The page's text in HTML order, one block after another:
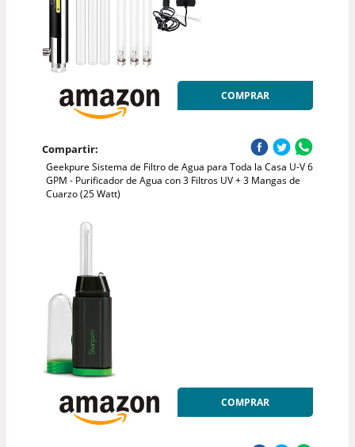
COMPRAR
Compartir:
Geekpure Sistema de Filtro de Agua para Toda la Casa U-V 6
GPM - Purificador de Agua con 3 Filtros UV + 3 Mangas de
Cuarzo (25 Watt)
COMPRAR